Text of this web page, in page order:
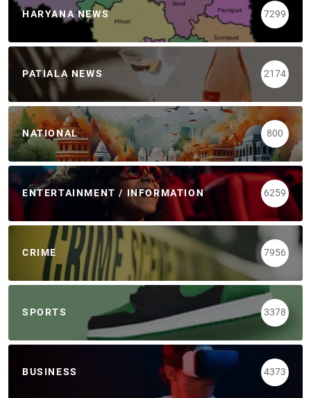
HARYANA NEWS 7299
PATIALA NEWS 2174
NATIONAL 800
ENTERTAINMENT / INFORMATION 6259
CRIME 7956
SPORTS 3378
BUSINESS 4373